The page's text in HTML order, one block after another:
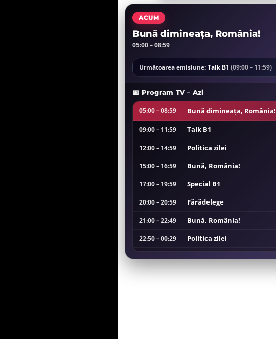
ACUM
Bună dimineața, România!
05:00 – 08:59
Următoarea emisiune:Talk B1 (09:00 – 11:59)
📅 Program TV – Azi
05:00 – 08:59 Bună dimineața, România!
09:00 – 11:59 Talk B1
12:00 – 14:59 Politica zilei
15:00 – 16:59 Bună, România!
17:00 – 19:59 Special B1
20:00 – 20:59 Fărădelege
21:00 – 22:49 Bună, România!
22:50 – 00:29 Politica zilei